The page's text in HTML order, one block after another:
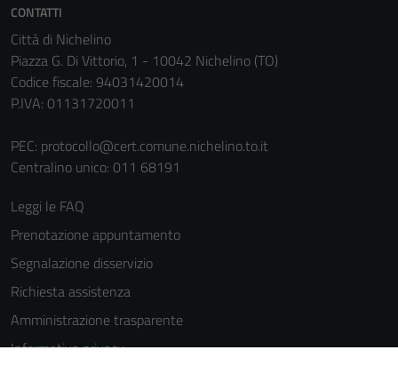
CONTATTI
Città di Nichelino
Piazza G. Di Vittorio, 1 - 10042 Nichelino (TO)
Codice fiscale: 94031420014
P.IVA: 01131720011
PEC: protocollo@cert.comune.nichelino.to.it
Centralino unico: 011 68191
Leggi le FAQ
Prenotazione appuntamento
Segnalazione disservizio
Richiesta assistenza
Amministrazione trasparente
Informativa privacy